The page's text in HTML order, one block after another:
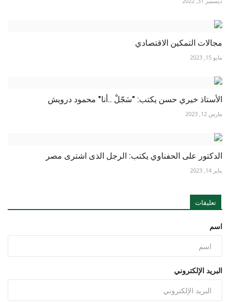
مجالات التمكين الاقتصادي
مايو 15, 2023
الأستاذ خيري حسن يكتب: "سَجّلْ ..أنا" محمود درويش
مارس 12, 2023
الدكتور على الحفناوي يكتب: الرجل الذى اشترى مصر
يناير 14, 2023
تعليقات
اسم
البريد الإلكتروني